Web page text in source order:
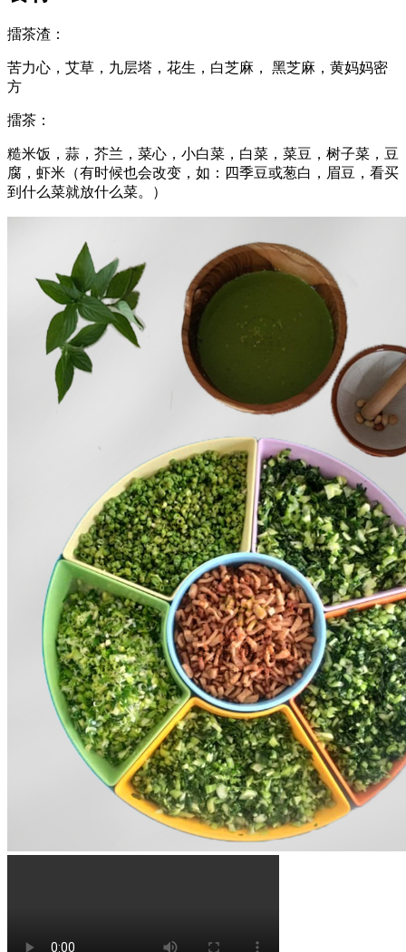
擂茶渣：
苦力心，艾草，九层塔，花生，白芝麻， 黑芝麻，黄妈妈密
方
擂茶：
糙米饭，蒜，芥兰 ， 菜心，小白菜，白菜，菜豆，树子菜 ， 豆
腐， 虾米（有时候也会改变，如：四季豆或葱白，眉豆，看买
到什么菜就放什么菜。）